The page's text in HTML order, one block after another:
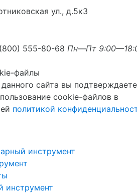
ул., д.5к3
555-80-68 Пн—Пт
файлы
сайта вы подтверждаете
cookie-файлов в
политикой
инструмент
инструмент